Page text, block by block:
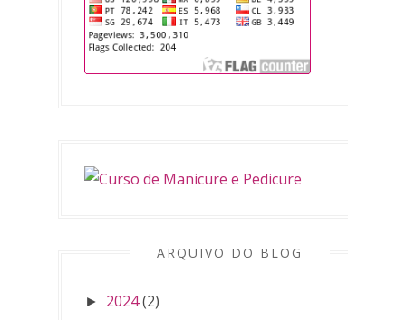
ARQUIVO DO BLOG
► 2024(2)